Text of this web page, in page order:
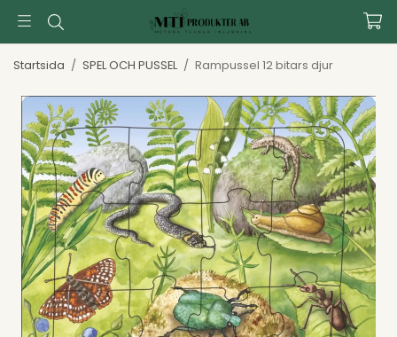
Startsida / SPEL OCH PUSSEL / Rampussel 12 bitars djur